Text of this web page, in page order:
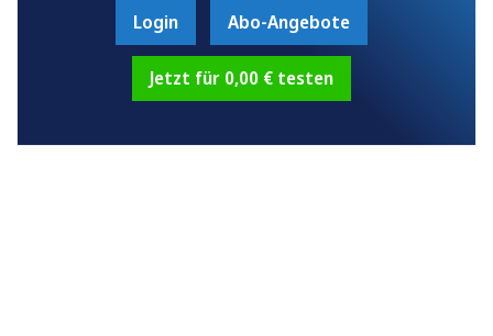
Login Abo-Angebote
Jetzt für 0,00 € testen